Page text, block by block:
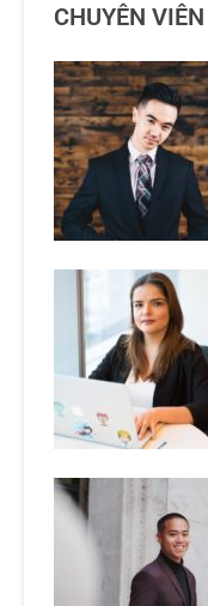
CHUYÊN